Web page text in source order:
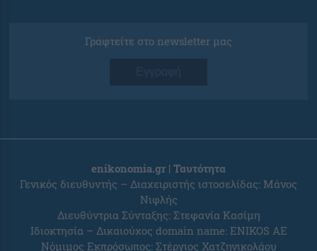
Γραφτείτε στο newsletter μας
Εγγραφή
enikonomia.gr | Ταυτότητα
Γενικός διευθυντής – Διαχειριστής ιστοσελίδας: Μάνος
Νιφλής
Διευθύντρια Σύνταξης: Στεφανία Κασίμη
Ιδιοκτησία – Δικαιούχος domain name: ENIKOS AE
Νόμιμος Εκπρόσωπος: Στέργιος Χατζηνικολάου